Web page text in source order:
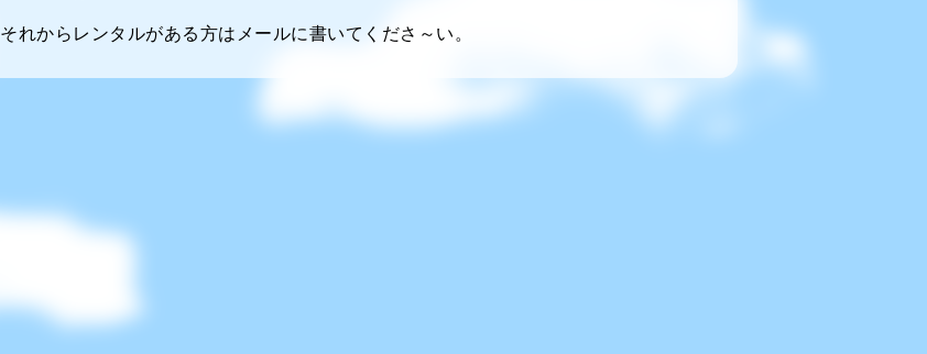
それからレンタルがある方はメールに書いてくださ～い。